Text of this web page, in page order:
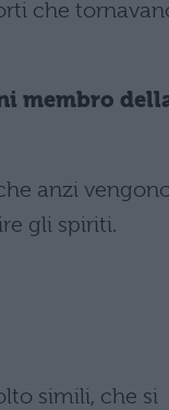
che
membro
anzi
gli spiriti.
simili, che si